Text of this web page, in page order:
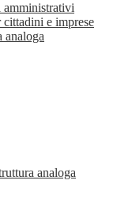
amministrativi
e imprese
analoga
analoga